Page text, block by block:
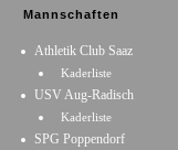
Mannschaften
Athletik Club Saaz
Kaderliste
USV Aug-Radisch
Kaderliste
SPG Poppendorf